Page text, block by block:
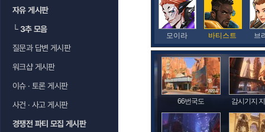
자유 게시판
└3추 모음
질문과 답변 게시판
워크샵 게시판
이슈 · 토론 게시판
사건 · 사고 게시판
경쟁전 파티 모집 게시판
모이라 바티스트 브
66번국도 감시기지